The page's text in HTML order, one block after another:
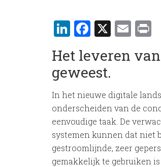
LinkedIn
Facebook
X
Het leveren
geweest.
In het nieuwe digitale
onderscheiden van de
eenvoudige taak. De
systemen kunnen dat niet
gestroomlijnde, zeer
gemakkelijk te gebruiken